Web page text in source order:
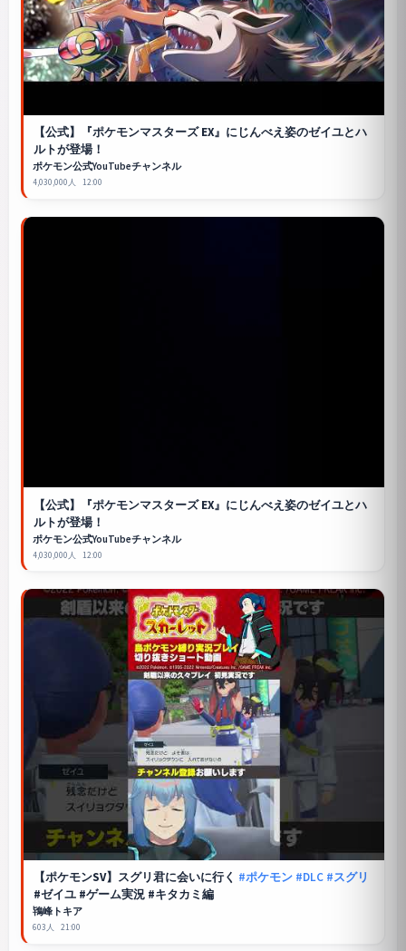
【公式】『ポケモンマスターズ EX』にじんべえ姿のゼイユとハ
ルトが登場！
ポケモン公式YouTubeチャンネル
4,030,000人 12:00
【公式】『ポケモンマスターズ EX』にじんべえ姿のゼイユとハ
ルトが登場！
ポケモン公式YouTubeチャンネル
4,030,000人 12:00
【ポケモンSV】スグリ君に会いに行く #ポケモン #DLC #スグリ
#ゼイユ #ゲーム実況 #キタカミ編
鴇峰トキア
603人 21:00